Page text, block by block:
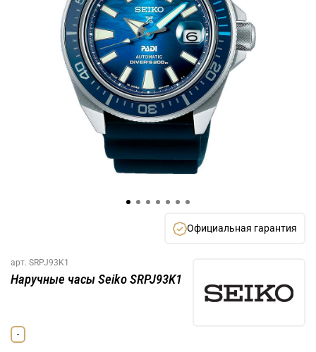
Официальная гарантия
арт. SRPJ93K1
Наручные часы Seiko SRPJ93K1
-